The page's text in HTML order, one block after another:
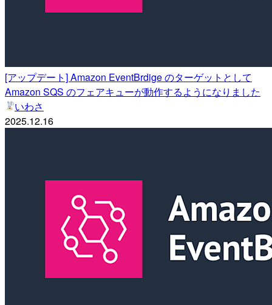
[アップデート] Amazon EventBrdige のターゲットとして
Amazon SQS のフェアキューが動作するようになりました
いわさ
2025.12.16